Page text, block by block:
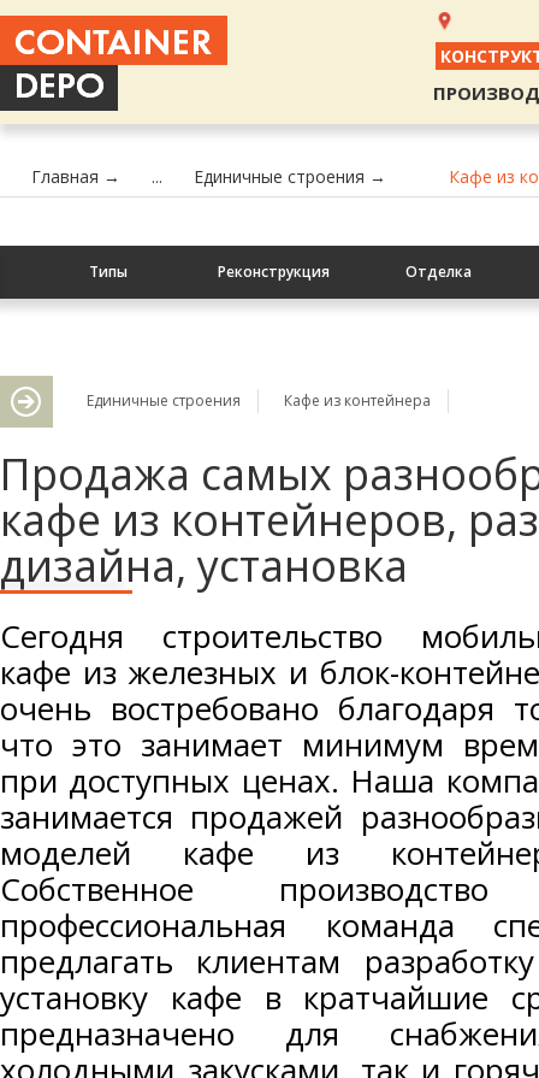
Главная → ... Единичные строения → Кафе из
Типы Реконструкция Отделка
Единичные строения Кафе из контейнера
Продажа самых
кафе из контейнеров,
дизайна, установка
Сегодня строительство
кафе из железных и блок-
очень востребовано благодаря
что это занимает минимум
при доступных ценах. Наша
занимается продажей
моделей кафе из
Собственное
профессиональная команда
предлагать клиентам
установку кафе в кратчайшие
предназначено для